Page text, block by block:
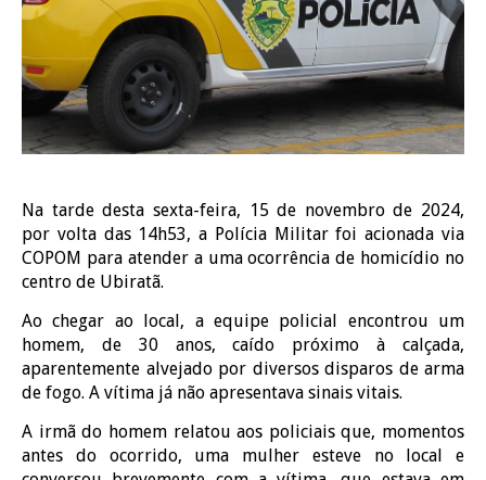
Na tarde desta sexta-feira, 15 de novembro de 2024,
por volta das 14h53, a Polícia Militar foi acionada via
COPOM para atender a uma ocorrência de homicídio no
centro de Ubiratã.
Ao chegar ao local, a equipe policial encontrou um
homem, de 30 anos, caído próximo à calçada,
aparentemente alvejado por diversos disparos de arma
de fogo. A vítima já não apresentava sinais vitais.
A irmã do homem relatou aos policiais que, momentos
antes do ocorrido, uma mulher esteve no local e